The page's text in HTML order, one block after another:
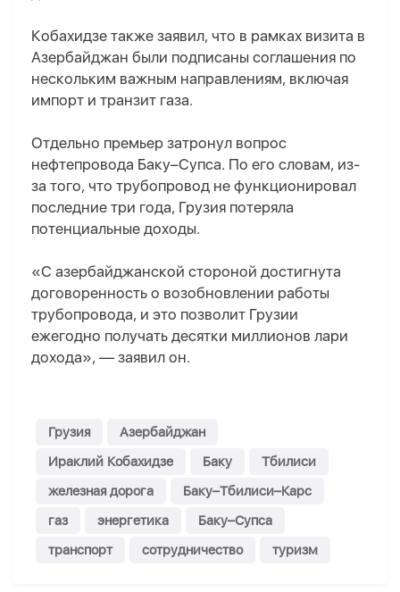
Кобахидзе также заявил, что в рамках визита в
Азербайджан были подписаны соглашения по
нескольким важным направлениям, включая
импорт и транзит газа.
Отдельно премьер затронул вопрос
нефтепровода Баку–Супса. По его словам, из-
за того, что трубопровод не функционировал
последние три года, Грузия потеряла
потенциальные доходы.
«С азербайджанской стороной достигнута
договоренность о возобновлении работы
трубопровода, и это позволит Грузии
ежегодно получать десятки миллионов лари
дохода», — заявил он.
Грузия
Азербайджан
Ираклий Кобахидзе
Баку
Тбилиси
железная дорога
Баку–Тбилиси–Карс
газ
энергетика
Баку–Супса
транспорт
сотрудничество туризм